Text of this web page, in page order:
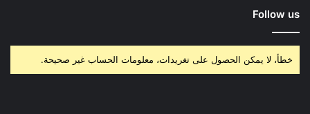
Follow us
خطأ، لا يمكن الحصول على تغريدات، معلومات الحساب غير صحيحة.